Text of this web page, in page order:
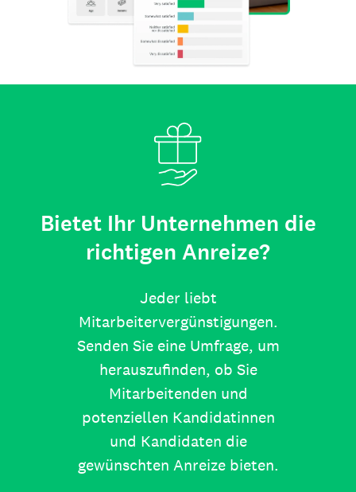
Bietet Ihr Unternehmen die
richtigen Anreize?
Jeder liebt
Mitarbeitervergünstigungen.
Senden Sie eine Umfrage, um
herauszufinden, ob Sie
Mitarbeitenden und
potenziellen Kandidatinnen
und Kandidaten die
gewünschten Anreize bieten.